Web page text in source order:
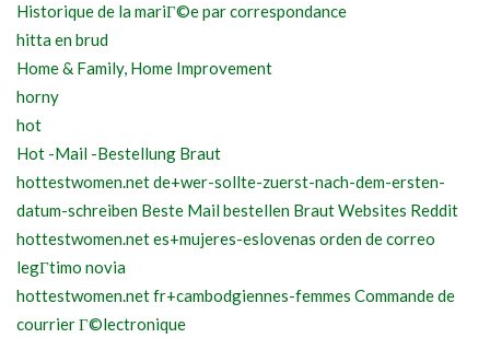
Historique de la mariГ©e par correspondance
hitta en brud
Home & Family, Home Improvement
horny
hot
Hot -Mail -Bestellung Braut
hottestwomen.net de+wer-sollte-zuerst-nach-dem-ersten-
datum-schreiben Beste Mail bestellen Braut Websites Reddit
hottestwomen.net es+mujeres-eslovenas orden de correo
legГ­timo novia
hottestwomen.net fr+cambodgiennes-femmes Commande de
courrier Г©lectronique